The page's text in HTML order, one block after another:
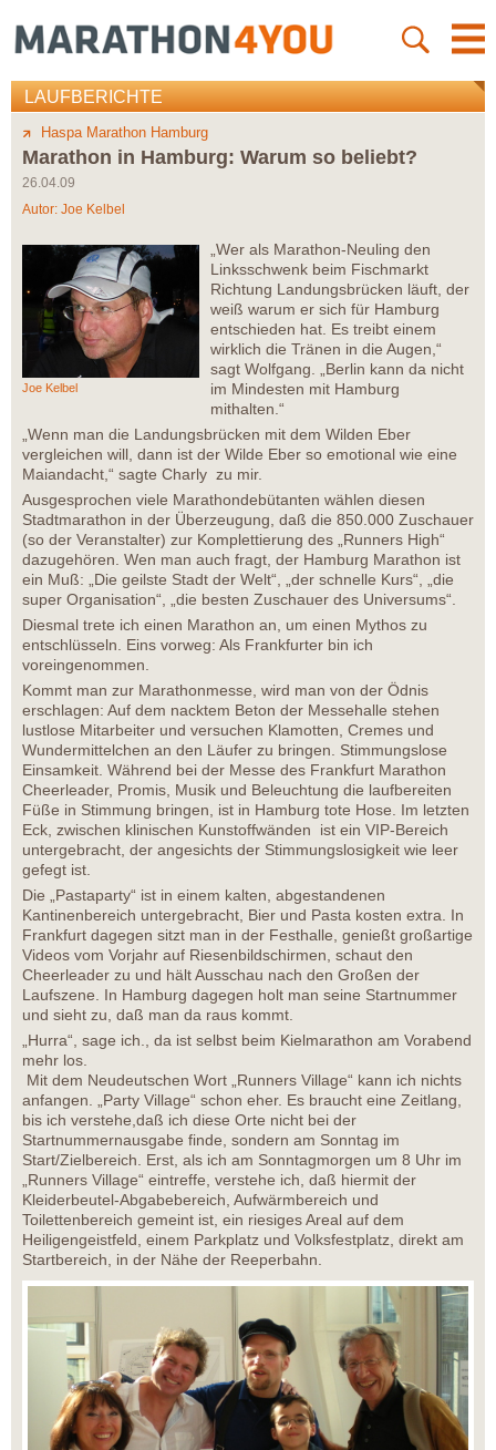
LAUFBERICHTE
Haspa Marathon Hamburg
Marathon in Hamburg: Warum so beliebt?
26.04.09
Autor: Joe Kelbel
Joe Kelbel
„Wer als Marathon-Neuling den
Linksschwenk beim Fischmarkt
Richtung Landungsbrücken läuft, der
weiß warum er sich für Hamburg
entschieden hat. Es treibt einem
wirklich die Tränen in die Augen,“
sagt Wolfgang. „Berlin kann da nicht
im Mindesten mit Hamburg
mithalten.“
„Wenn man die Landungsbrücken mit dem Wilden Eber
vergleichen will, dann ist der Wilde Eber so emotional wie eine
Maiandacht,“ sagte Charly zu mir.
Ausgesprochen viele Marathondebütanten wählen diesen
Stadtmarathon in der Überzeugung, daß die 850.000 Zuschauer
(so der Veranstalter) zur Komplettierung des „Runners High“
dazugehören. Wen man auch fragt, der Hamburg Marathon ist
ein Muß: „Die geilste Stadt der Welt“, „der schnelle Kurs“, „die
super Organisation“, „die besten Zuschauer des Universums“.
Diesmal trete ich einen Marathon an, um einen Mythos zu
entschlüsseln. Eins vorweg: Als Frankfurter bin ich
voreingenommen.
Kommt man zur Marathonmesse, wird man von der Ödnis
erschlagen: Auf dem nacktem Beton der Messehalle stehen
lustlose Mitarbeiter und versuchen Klamotten, Cremes und
Wundermittelchen an den Läufer zu bringen. Stimmungslose
Einsamkeit. Während bei der Messe des Frankfurt Marathon
Cheerleader, Promis, Musik und Beleuchtung die laufbereiten
Füße in Stimmung bringen, ist in Hamburg tote Hose. Im letzten
Eck, zwischen klinischen Kunstoffwänden ist ein VIP-Bereich
untergebracht, der angesichts der Stimmungslosigkeit wie leer
gefegt ist.
Die „Pastaparty“ ist in einem kalten, abgestandenen
Kantinenbereich untergebracht, Bier und Pasta kosten extra. In
Frankfurt dagegen sitzt man in der Festhalle, genießt großartige
Videos vom Vorjahr auf Riesenbildschirmen, schaut den
Cheerleader zu und hält Ausschau nach den Großen der
Laufszene. In Hamburg dagegen holt man seine Startnummer
und sieht zu, daß man da raus kommt.
„Hurra“, sage ich., da ist selbst beim Kielmarathon am Vorabend
mehr los.
Mit dem Neudeutschen Wort „Runners Village“ kann ich nichts
anfangen. „Party Village“ schon eher. Es braucht eine Zeitlang,
bis ich verstehe,daß ich diese Orte nicht bei der
Startnummernausgabe finde, sondern am Sonntag im
Start/Zielbereich. Erst, als ich am Sonntagmorgen um 8 Uhr im
„Runners Village“ eintreffe, verstehe ich, daß hiermit der
Kleiderbeutel-Abgabebereich, Aufwärmbereich und
Toilettenbereich gemeint ist, ein riesiges Areal auf dem
Heiligengeistfeld, einem Parkplatz und Volksfestplatz, direkt am
Startbereich, in der Nähe der Reeperbahn.